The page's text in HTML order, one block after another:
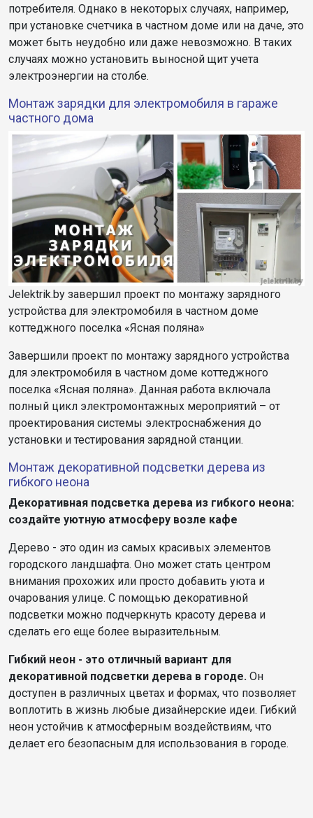
потребителя. Однако в некоторых случаях, например,
при установке счетчика в частном доме или на даче, это
может быть неудобно или даже невозможно. В таких
случаях можно установить выносной щит учета
электроэнергии на столбе.
Монтаж зарядки для электромобиля в гараже
частного дома
Jelektrik.by завершил проект по монтажу зарядного
устройства для электромобиля в частном доме
коттеджного поселка «Ясная поляна»
Завершили проект по монтажу зарядного устройства
для электромобиля в частном доме коттеджного
поселка «Ясная поляна». Данная работа включала
полный цикл электромонтажных мероприятий – от
проектирования системы электроснабжения до
установки и тестирования зарядной станции.
Монтаж декоративной подсветки дерева из
гибкого неона
Декоративная подсветка дерева из гибкого неона:
создайте уютную атмосферу возле кафе
Дерево - это один из самых красивых элементов
городского ландшафта. Оно может стать центром
внимания прохожих или просто добавить уюта и
очарования улице. С помощью декоративной
подсветки можно подчеркнуть красоту дерева и
сделать его еще более выразительным.
Гибкий неон - это отличный вариант для
декоративной подсветки дерева в городе. Он
доступен в различных цветах и формах, что позволяет
воплотить в жизнь любые дизайнерские идеи. Гибкий
неон устойчив к атмосферным воздействиям, что
делает его безопасным для использования в городе.